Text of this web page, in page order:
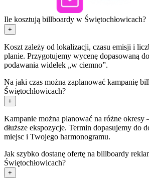
Ile kosztują billboardy w Świętochłowicach?
+
Koszt zależy od lokalizacji, czasu emisji i
planie. Przygotujemy wycenę dopasowaną
podawania widełek „w ciemno”.
Na jaki czas można zaplanować kampanię
Świętochłowicach?
+
Kampanie można planować na różne okresy
dłuższe ekspozycje. Termin dopasujemy do
miejsc i Twojego harmonogramu.
Jak szybko dostanę ofertę na billboardy
Świętochłowicach?
+